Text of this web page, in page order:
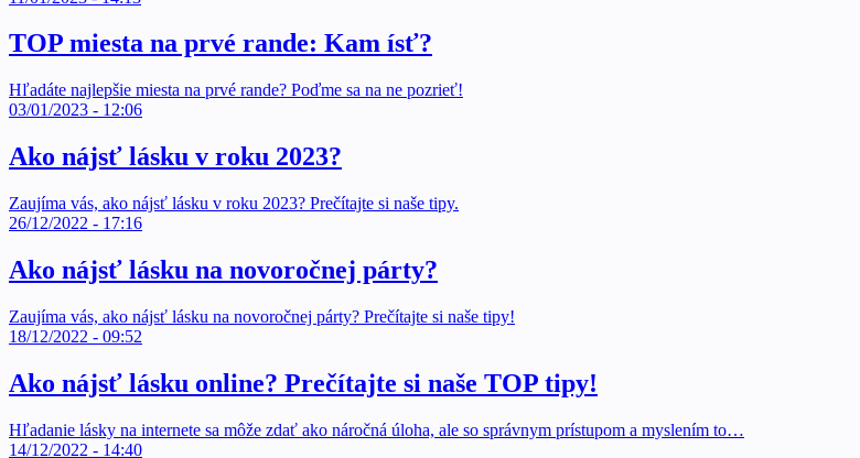
TOP miesta na prvé rande: Kam ísť?
Hľadáte najlepšie miesta na prvé rande? Poďme sa na ne pozrieť!
03/01/2023 - 12:06
Ako nájsť lásku v roku 2023?
Zaujíma vás, ako nájsť lásku v roku 2023? Prečítajte si naše tipy.
26/12/2022 - 17:16
Ako nájsť lásku na novoročnej párty?
Zaujíma vás, ako nájsť lásku na novoročnej párty? Prečítajte si naše tipy!
18/12/2022 - 09:52
Ako nájsť lásku online? Prečítajte si naše TOP tipy!
Hľadanie lásky na internete sa môže zdať ako náročná úloha, ale so správnym prístupom a myslením to…
14/12/2022 - 14:40